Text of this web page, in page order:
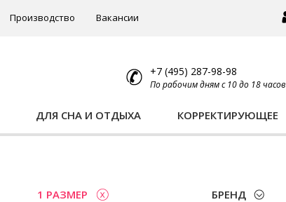
Производство Вакансии
+7 (495) 287-98-98
По рабочим дням с 10 до 18 часов
ДЛЯ СНА И ОТДЫХА КОРРЕКТИРУЮЩЕЕ
1 РАЗМЕР БРЕНД